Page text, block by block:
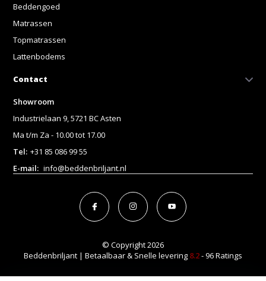
Beddengoed
Matrassen
Topmatrassen
Lattenbodems
Contact
Showroom
Industrielaan 9, 5721 BC Asten
Ma t/m Za - 10.00 tot 17.00
Tel: +31 85 086 99 55
E-mail: info@beddenbriljant.nl
© Copyright 2026
Beddenbriljant | Betaalbaar & Snelle levering 8.2- 96 Ratings